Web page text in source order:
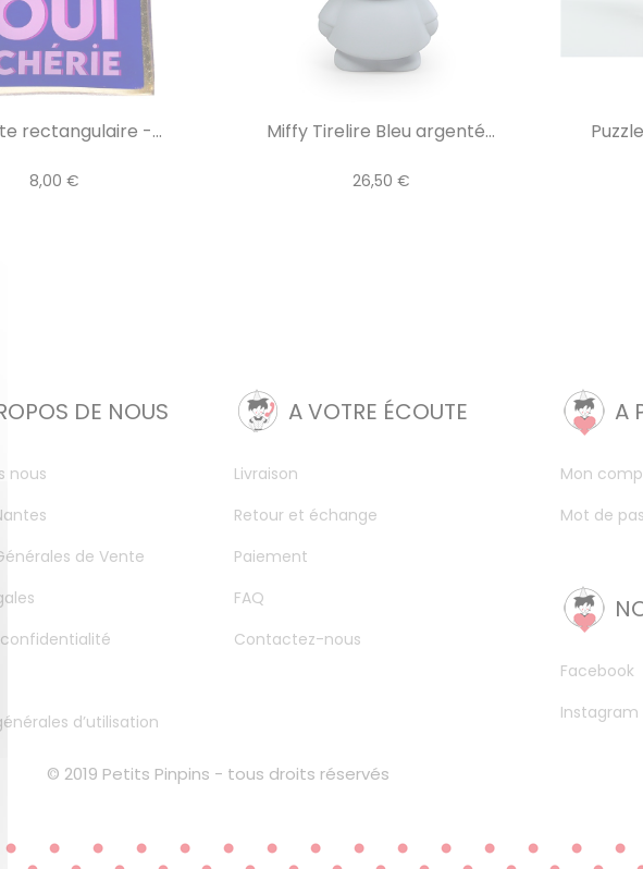
rectangulaire -...
8,00 €
Miffy Tirelire Bleu argenté...
26,50 €
DE NOUS
nous
de Vente
d’utilisation
A VOTRE ÉCOUTE
Livraison
Retour et échange
Paiement
FAQ
Contactez-nous
A
Mon
Mot de
Facebook
Instagram
© 2019 Petits Pinpins - tous droits réservés